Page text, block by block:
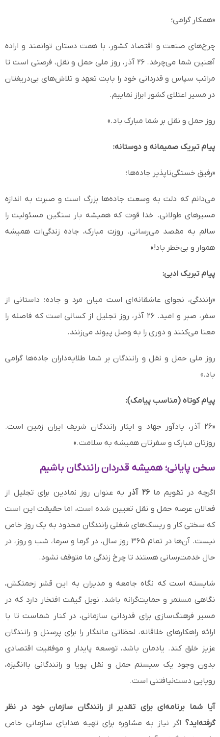
«همکار گرامی؛
چرخ‌های صنعت و اقتصاد کشور، با همت دستان توانمند و اراده
آهنین شما می‌چرخد. ۲۶ آذر، روز ملی حمل و نقل، فرصتی است تا
مراتب سپاس و قدردانی خود را بابت تعهد و تلاش‌های بی‌دریغتان
در مسیر اعتلای کشور ابراز نماییم.
روز حمل و نقل بر شما مبارک باد.»
پیام تبریک صمیمانه و دوستانه:
«رفیق خستگی‌ناپذیر جاده‌ها؛
می‌دانم که دلت به وسعت جاده‌ها بزرگ است و صبرت به اندازه
مسیرهای طولانی. خدا قوت که همیشه بار سنگین مسئولیت را
سالم به مقصد می‌رسانی. روزت مبارک، جاده زندگی‌ات همیشه
هموار و بی‌خطر باد!»
پیام تبریک ادبی:
«رانندگی، نجوای عاشقانه‌ای است میان مرد و جاده؛ داستانی از
سفر، صبر و امید. ۲۶ آذر، روز تجلیل از کسانی است که فاصله را
معنا می‌کنند و دوری را به وصل پیوند می‌زنند.
روز ملی حمل و نقل و رانندگان بر شما طلایه‌داران جاده‌ها گرامی
باد.»
پیام کوتاه (مناسب پیامک):
«۲۶ آذر، یادآور جهاد و ایثار رانندگان شریف ایران زمین است.
روزتان مبارک و سفرتان همیشه به سلامت.»
سخن پایانی؛ همیشه قدردان رانندگان باشیم
اگرچه در تقویم ما۲۶ آذر
به عنوان روز نمادین برای تجلیل از
فعالان عرصه حمل و نقل تعیین شده است، اما حقیقت این است
که سختی کار و ریسک‌های شغلی رانندگان محدود به یک روز خاص
نیست. آن‌ها در تمام ۳۶۵ روز سال، در گرما و سرما، شب و روز، در
حال خدمت‌رسانی هستند تا چرخ زندگی ما متوقف نشود.
شایسته است که نگاه جامعه و مدیران به این قشر زحمتکش،
نگاهی مستمر و حمایت‌گرانه باشد. نوبل گیفت افتخار دارد که در
مسیر فرهنگ‌سازی برای قدردانی سازمانی، در کنار شماست تا با
ارائه راهکارهای خلاقانه، لحظاتی ماندگار را برای پرسنل و رانندگان
عزیز خلق کند. یادمان باشد، توسعه پایدار و موفقیت اقتصادی
بدون وجود یک سیستم حمل و نقل پویا و رانندگانی باانگیزه،
رویایی دست‌نیافتنی است.
آیا شما برنامه‌ای برای تقدیر از رانندگان سازمان خود در نظر
گرفته‌اید؟ اگر نیاز به مشاوره برای تهیه هدایای سازمانی خاص